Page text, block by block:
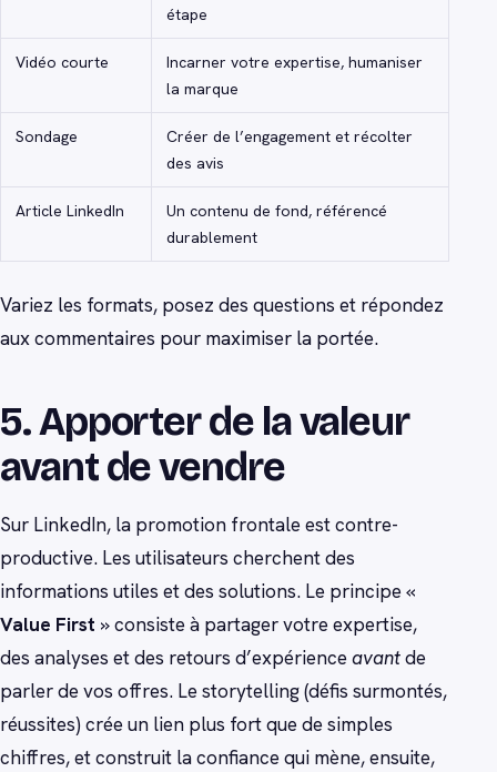
étape
Vidéo courte
Incarner votre expertise, humaniser
la marque
Sondage
Créer de l’engagement et récolter
des avis
Article LinkedIn
Un contenu de fond, référencé
durablement
Variez les formats, posez des questions et répondez
aux commentaires pour maximiser la portée.
5. Apporter de la valeur
avant de vendre
Sur LinkedIn, la promotion frontale est contre-
productive. Les utilisateurs cherchent des
informations utiles et des solutions. Le principe «
Value First » consiste à partager votre expertise,
des analyses et des retours d’expérienceavantde
parler de vos offres. Le storytelling (défis surmontés,
réussites) crée un lien plus fort que de simples
chiffres, et construit la confiance qui mène, ensuite,